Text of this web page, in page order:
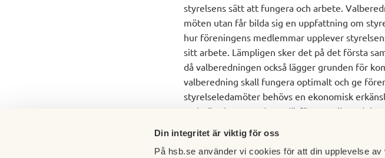
Din integritet är viktig för oss
På hsb.se använder vi cookies för att din upplevelse
styrelsens sätt att fungera och arbete.
möten utan får bilda sig en uppfattning om
hur föreningens medlemmar upplever
sitt arbete. Lämpligen sker det på det första
då valberedningen också lägger grunden för
valberedning skall fungera optimalt och ge
styrelseledamöter behövs en ekonomisk
Malmö rekommenderar därför att